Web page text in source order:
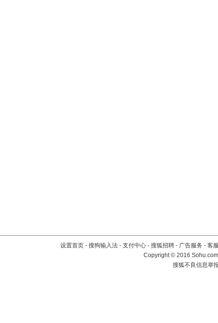
设置首页 - 搜狗输入法 - 支付中心 - 搜狐招聘 - 广告服务 - 客
Copyright©2016
搜狐不良信息举